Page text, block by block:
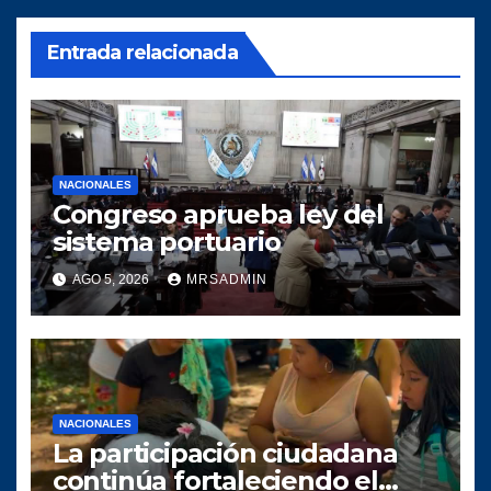
Entrada relacionada
NACIONALES
Congreso aprueba ley del
sistema portuario
AGO 5, 2026 MRSADMIN
NACIONALES
La participación ciudadana
continúa fortaleciendo el